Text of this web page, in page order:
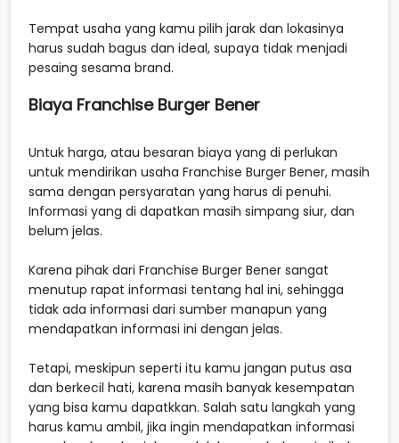
Tempat usaha yang kamu pilih jarak dan lokasinya
harus sudah bagus dan ideal, supaya tidak menjadi
pesaing sesama brand.
Biaya Franchise Burger Bener
Untuk harga, atau besaran biaya yang di perlukan
untuk mendirikan usaha Franchise Burger Bener, masih
sama dengan persyaratan yang harus di penuhi.
Informasi yang di dapatkan masih simpang siur, dan
belum jelas.
Karena pihak dari Franchise Burger Bener sangat
menutup rapat informasi tentang hal ini, sehingga
tidak ada informasi dari sumber manapun yang
mendapatkan informasi ini dengan jelas.
Tetapi, meskipun seperti itu kamu jangan putus asa
dan berkecil hati, karena masih banyak kesempatan
yang bisa kamu dapatkkan. Salah satu langkah yang
harus kamu ambil, jika ingin mendapatkan informasi